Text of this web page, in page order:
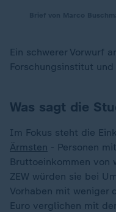
Ein schwerer Vorwurf
Forschungsinstitut
Was sagt die
Im Fokus steht die
Ärmsten - Personen
Bruttoeinkommen von
ZEW würden sie bei
Vorhaben mit weniger
Euro verglichen mit